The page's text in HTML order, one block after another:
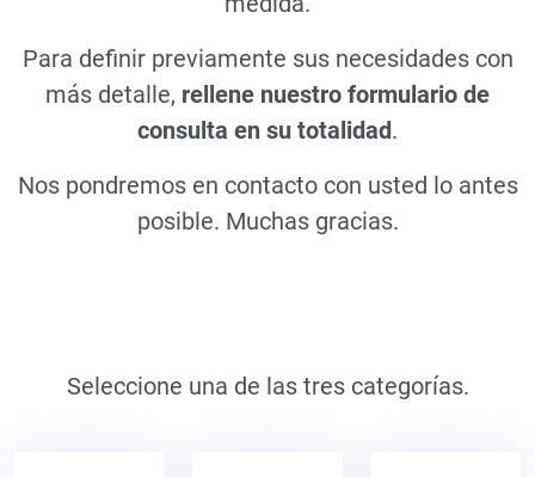
Para definir previamente sus necesidades con
más detalle, rellene nuestro formulario de
consulta en su totalidad.
Nos pondremos en contacto con usted lo antes
posible. Muchas gracias.
Seleccione una de las tres categorías.